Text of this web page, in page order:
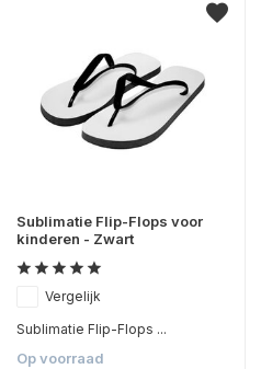
Sublimatie Flip-Flops voor
kinderen - Zwart
Vergelijk
Sublimatie Flip-Flops ...
Op voorraad